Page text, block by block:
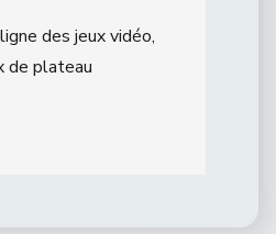
des jeux vidéo,
de plateau